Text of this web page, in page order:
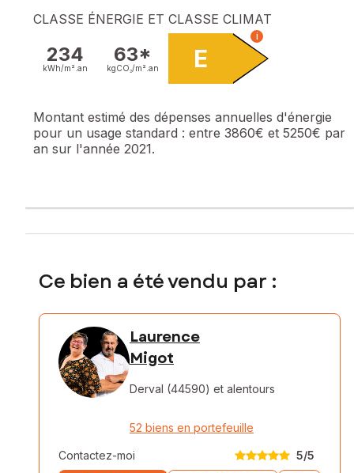
CLASSE ÉNERGIE ET CLASSE CLIMAT
234
kWh/m². an
63*
kgCO₂/m². an E
i
Montant estimé des dépenses annuelles d'énergie
pour un usage standard : entre 3860€ et 5250€ par
an sur l'année 2021.
Ce bien a été vendu par :
Laurence
Migot
Derval (44590) et alentours
52 biens en portefeuille
Contactez-moi 5/5